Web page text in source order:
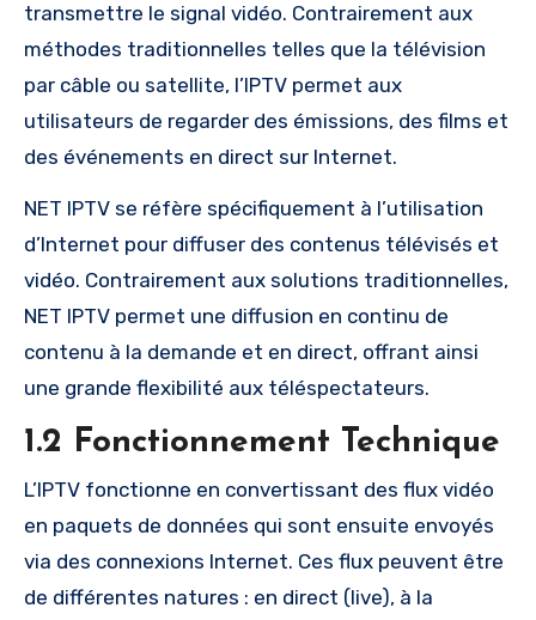
transmettre le signal vidéo. Contrairement aux
méthodes traditionnelles telles que la télévision
par câble ou satellite, l’IPTV permet aux
utilisateurs de regarder des émissions, des films et
des événements en direct sur Internet.
NET IPTV se réfère spécifiquement à l’utilisation
d’Internet pour diffuser des contenus télévisés et
vidéo. Contrairement aux solutions traditionnelles,
NET IPTV permet une diffusion en continu de
contenu à la demande et en direct, offrant ainsi
une grande flexibilité aux téléspectateurs.
1.2 Fonctionnement Technique
L’IPTV fonctionne en convertissant des flux vidéo
en paquets de données qui sont ensuite envoyés
via des connexions Internet. Ces flux peuvent être
de différentes natures : en direct (live), à la